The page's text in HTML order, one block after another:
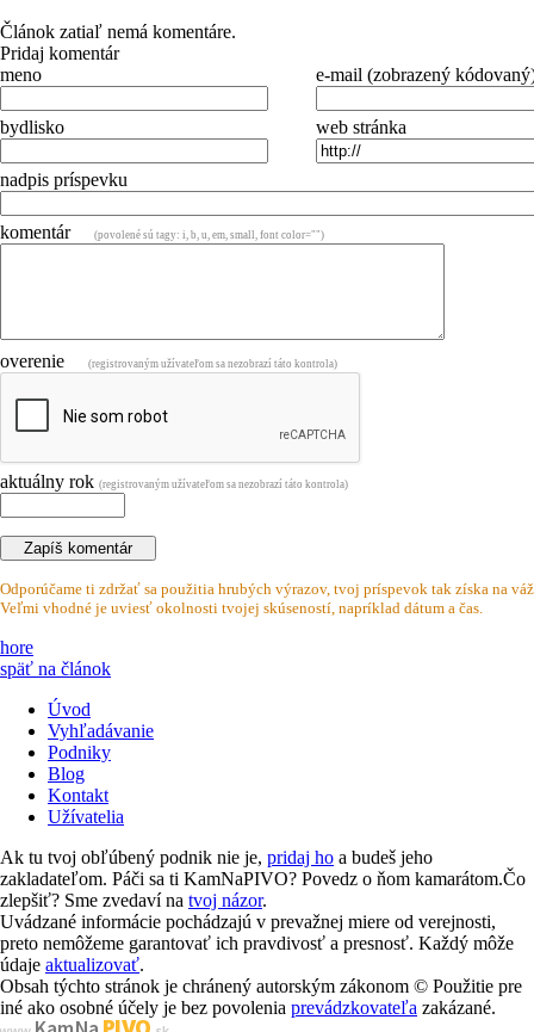
Článok zatiaľ nemá komentáre.
Pridaj komentár
meno
bydlisko
e-mail (zobrazený
web stránka
nadpis príspevku
komentár (povolené sú tagy: i, b, u, em, small, font color="")
overenie (registrovaným užívateľom sa nezobrazí táto kontrola)
aktuálny rok (registrovaným užívateľom sa nezobrazí táto kontrola)
Odporúčame ti zdržať sa použitia hrubých výrazov, tvoj príspevok tak získa na
Veľmi vhodné je uviesť okolnosti tvojej skúseností, napríklad dátum a čas.
hore
späť na článok
Úvod
Vyhľadávanie
Podniky
Blog
Kontakt
Užívatelia
Ak tu tvoj obľúbený podnik nie je, pridaj ho a budeš jeho
zakladateľom. Páči sa ti KamNaPIVO? Povedz o ňom kamarátom.Čo
zlepšiť? Sme zvedaví na tvoj názor.
Uvádzané informácie pochádzajú v prevažnej miere od verejnosti,
preto nemôžeme garantovať ich pravdivosť a presnosť. Každý môže
údaje aktualizovať.
Obsah týchto stránok je chránený autorským zákonom © Použitie pre
iné ako osobné účely je bez povolenia prevádzkovateľa zakázané.